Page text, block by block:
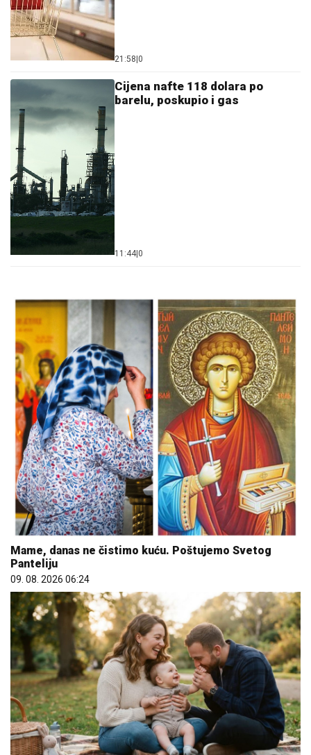
21:58 0
Cijena nafte 118 dolara po
barelu, poskupio i gas
11:44 0
Mame, danas ne čistimo kuću. Poštujemo Svetog
Panteliju
09. 08. 2026 06:24